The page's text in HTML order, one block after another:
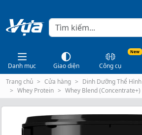
Danh mục Giao diện
New
Công cụ
Trang chủ
Cửa hàng Dinh Dưỡng Thể Hình
Whey Protein
Whey Blend (Concentrate+)